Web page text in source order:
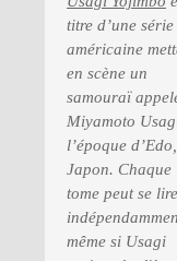
titre d’une série
américaine
en scène un
samouraï
Miyamoto
l’époque
Japon. Chaque
tome peut se lire
même si Usagi